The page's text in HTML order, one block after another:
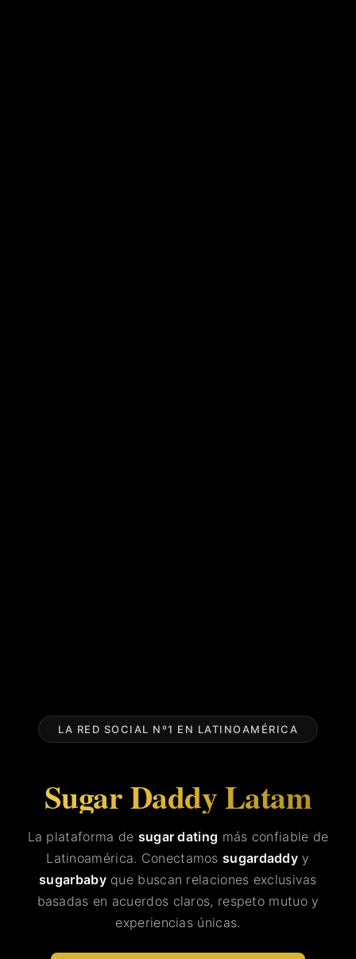
LA RED SOCIAL Nº1 EN LATINOAMÉRICA
Sugar Daddy Latam
La plataforma de sugar dating más confiable de
Latinoamérica. Conectamossugardaddy y
sugarbabyque buscan relaciones exclusivas
basadas en acuerdos claros, respeto mutuo y
experiencias únicas.